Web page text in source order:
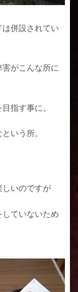
併設されてい
がこんな所に
指す事に。
いう所。
しいのですが
ていないため